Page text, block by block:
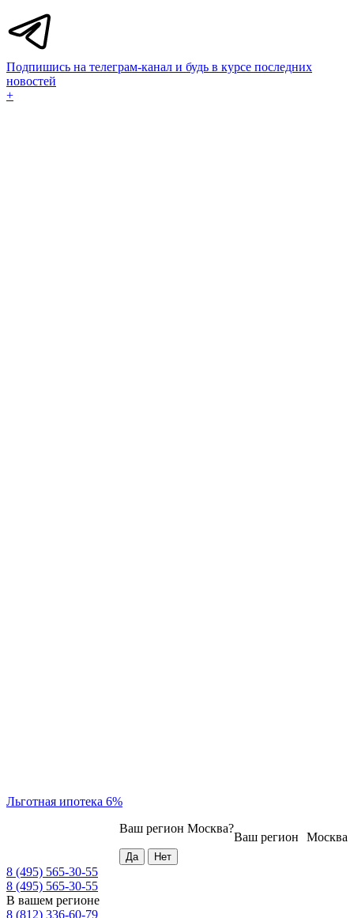
Подпишись на телеграм-канал и будь в курсе последних
новостей
+
Льготная ипотека 6%
Москва
Ваш регион
Ваш регион Москва?
8 (495) 565-30-55
8 (495) 565-30-55
В вашем регионе
8 (812) 336-60-79